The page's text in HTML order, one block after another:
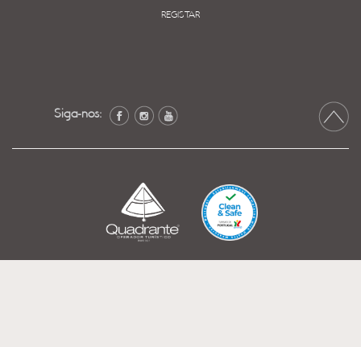
REGISTAR
Siga-nos: